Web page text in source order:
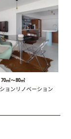
70㎡〜80㎡
ョンリノベーション